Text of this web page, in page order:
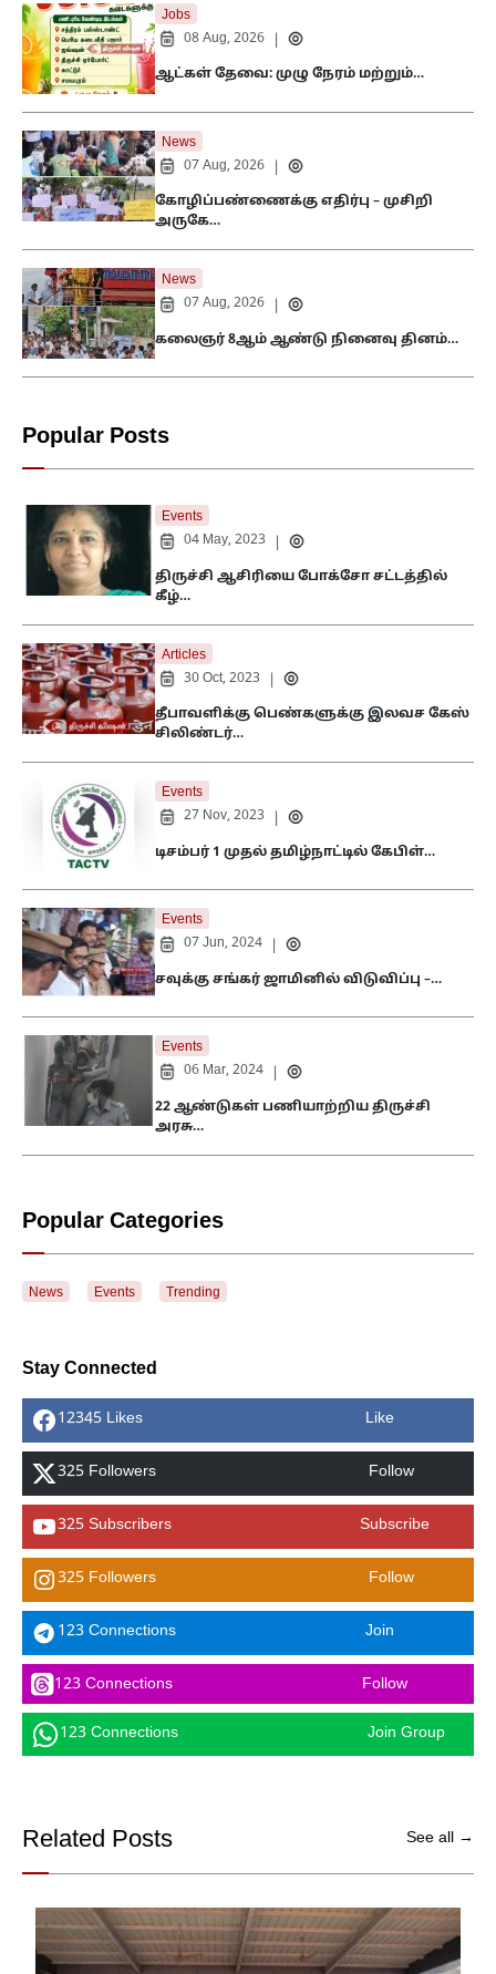
Jobs
08 Aug, 2026
ஆட்கள் தேவை: முழு நேரம் மற்றும்…
News
07 Aug, 2026
கோழிப்பண்ணைக்கு எதிர்பு – முசிறி
அருகே…
News
07 Aug, 2026
கலைஞர் 8ஆம் ஆண்டு நினைவு தினம்…
Popular Posts
Events
04 May, 2023
திருச்சி ஆசிரியை போக்சோ சட்டத்தில்
கீழ்…
Articles
30 Oct, 2023
தீபாவளிக்கு பெண்களுக்கு இலவச கேஸ்
சிலிண்டர்…
Events
27 Nov, 2023
டிசம்பர் 1 முதல் தமிழ்நாட்டில் கேபிள்…
Events
07 Jun, 2024
சவுக்கு சங்கர் ஜாமினில் விடுவிப்பு –…
Events
06 Mar, 2024
22 ஆண்டுகள் பணியாற்றிய திருச்சி
அரசு…
Popular Categories
News Events Trending
Stay Connected
12345 Likes Like
325 Followers Follow
325 Subscribers Subscribe
325 Followers Follow
123 Connections Join
123 Connections Follow
123 Connections Join Group
Related Posts See all →